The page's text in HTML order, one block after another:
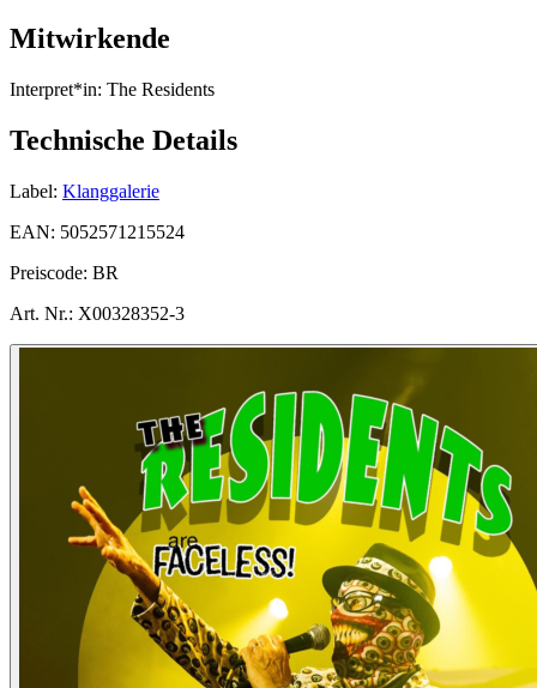
Mitwirkende
Interpret*in: The Residents
Technische Details
Label: Klanggalerie
EAN: 5052571215524
Preiscode: BR
Art. Nr.: X00328352-3